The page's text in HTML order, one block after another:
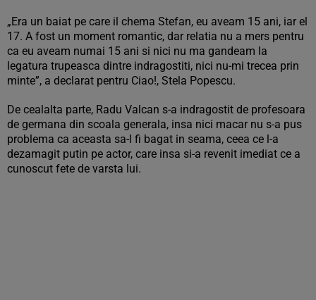
„Era un baiat pe care il chema Stefan, eu aveam 15 ani, iar el
17. A fost un moment romantic, dar relatia nu a mers pentru
ca eu aveam numai 15 ani si nici nu ma gandeam la
legatura trupeasca dintre indragostiti, nici nu-mi trecea prin
minte”, a declarat pentru Ciao!, Stela Popescu.
De cealalta parte, Radu Valcan s-a indragostit de profesoara
de germana din scoala generala, insa nici macar nu s-a pus
problema ca aceasta sa-l fi bagat in seama, ceea ce l-a
dezamagit putin pe actor, care insa si-a revenit imediat ce a
cunoscut fete de varsta lui.